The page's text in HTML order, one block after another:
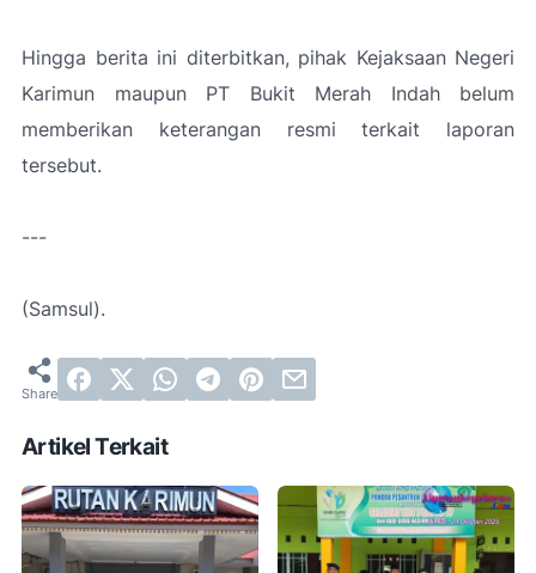
Hingga berita ini diterbitkan, pihak Kejaksaan Negeri
Karimun maupun PT Bukit Merah Indah belum
memberikan keterangan resmi terkait laporan
tersebut.
---
(Samsul).
Artikel Terkait